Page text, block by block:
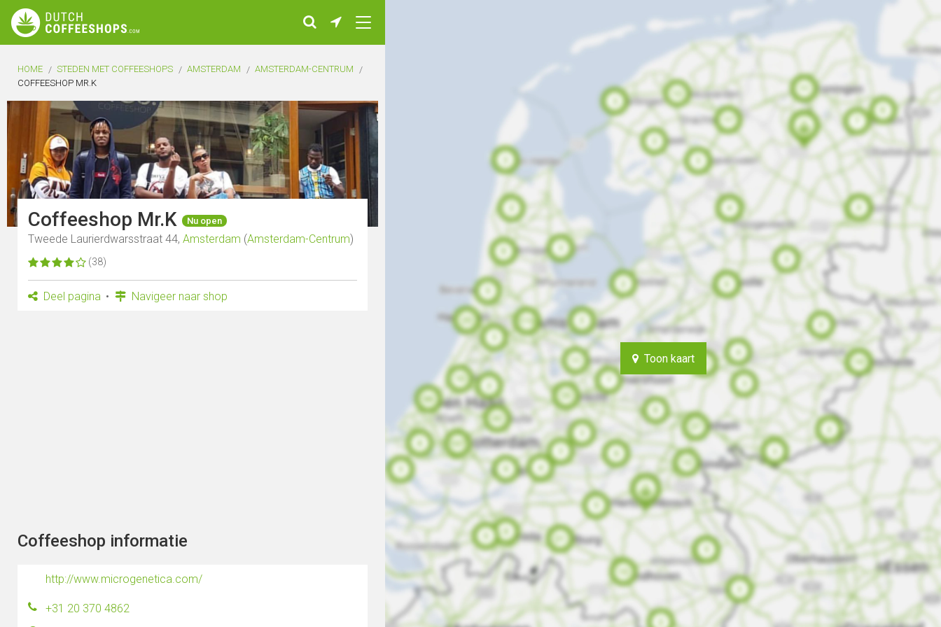
Toon kaart
HOME STEDEN MET COFFEESHOPS AMSTERDAM
AMSTERDAM-CENTRUM
COFFEESHOP MR.K
Coffeeshop Mr.K Nu open
Tweede Laurierdwarsstraat 44, Amsterdam (Amsterdam-Centrum)
(38)
Deel pagina Navigeer naar shop
Coffeeshop informatie
http://www.microgenetica.com/
+31 20 370 4862